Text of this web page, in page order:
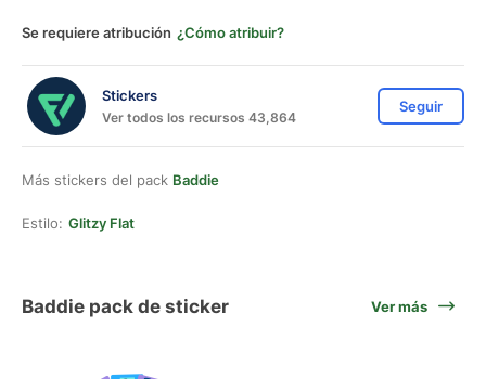
Se requiere atribución ¿Cómo atribuir?
Stickers
Ver todos los recursos 43,864
Seguir
Más stickers del pack Baddie
Estilo: Glitzy Flat
Baddie pack de sticker Ver más